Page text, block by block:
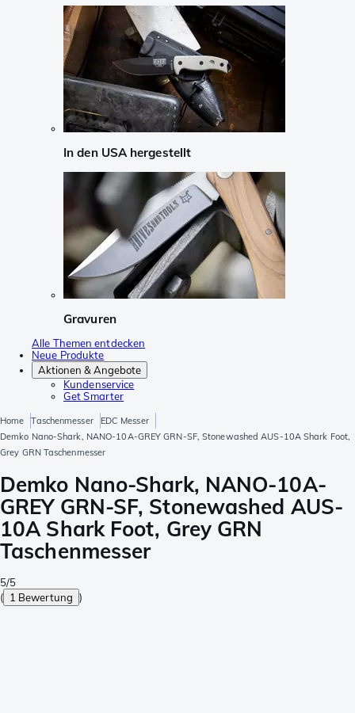
In den USA hergestellt
Gravuren
Alle Themen entdecken
Neue Produkte
Aktionen & Angebote
Kundenservice
Get Smarter
Home Taschenmesser
EDC Messer
Demko Nano-Shark, NANO-10A-GREY GRN-SF, Stonewashed AUS-10A Shark Foot,
Grey GRN Taschenmesser
Demko Nano-Shark, NANO-10A-
GREY GRN-SF, Stonewashed AUS-
10A Shark Foot, Grey GRN
Taschenmesser
5/5
( 1 Bewertung )